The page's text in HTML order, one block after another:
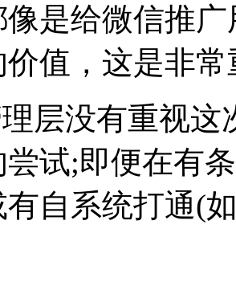
是给微信推
价值，这是非
层没有重视这
试;即便在有
自系统打通(